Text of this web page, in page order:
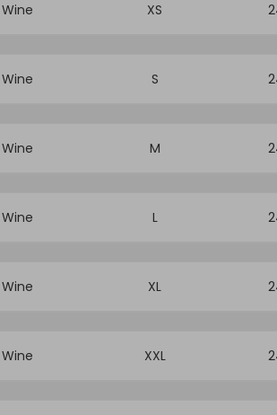
Wine XS
Wine S
Wine M
Wine L
Wine XL
Wine XXL